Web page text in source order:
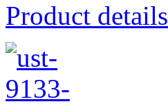
Product details